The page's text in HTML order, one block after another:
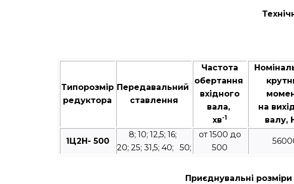
Типорозмір
редуктора
Передавальний
ставлення
Частота
обертання
вхідного
вала,
хв-1
на
валу,
1Ц2Н- 500
8; 10; 12,5; 16;
20; 25; 31,5; 40; 50;
от 1500 до
500
Приєднувальні